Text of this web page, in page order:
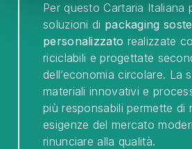
Per questo Cartaria Italiana
soluzioni di packaging
personalizzato realizzate
riciclabili e progettate
dell’economia circolare. La
materiali innovativi e
più responsabili permette di
esigenze del mercato
rinunciare alla qualità.